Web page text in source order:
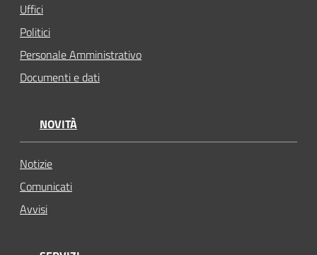
Uffici
Politici
Personale Amministrativo
Documenti e dati
NOVITÀ
Notizie
Comunicati
Avvisi